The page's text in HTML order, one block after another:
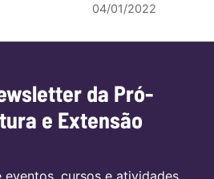
04/01/2022
da Pró-
e Extensão
eventos, cursos e atividades